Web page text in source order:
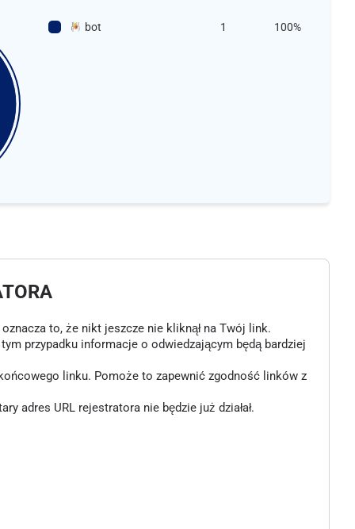
bot 1 100%
to, że nikt jeszcze nie kliknął na Twój link.
przypadku informacje o odwiedzającym będą bardziej
linku. Pomoże to zapewnić zgodność linków z
adres URL rejestratora nie będzie już działał.